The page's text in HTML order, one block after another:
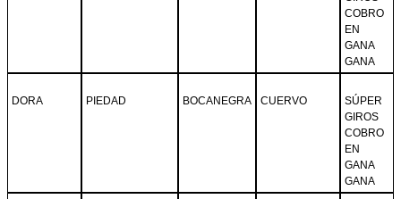
COBRO
EN
GANA
GANA
DORA PIEDAD BOCANEGRA CUERVO
SÚPER
GIROS
COBRO
EN
GANA
GANA